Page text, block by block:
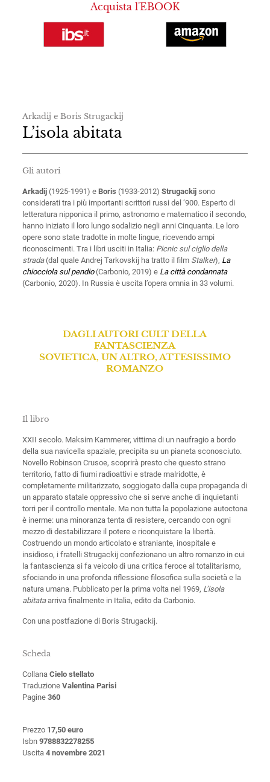
Acquista l'EBOOK
Arkadij e Boris Strugackij
L’isola abitata
Gli autori
Arkadij(1925-1991) e Boris (1933-2012) Strugackijsono
considerati tra i più importanti scrittori russi del ’900. Esperto di
letteratura nipponica il primo, astronomo e matematico il secondo,
hanno iniziato il loro lungo sodalizio negli anni Cinquanta. Le loro
opere sono state tradotte in molte lingue, ricevendo ampi
riconoscimenti. Tra i libri usciti in Italia:Picnic sul ciglio della
strada(dal quale Andrej Tarkovskij ha tratto il film Stalker), La
chiocciola sul pendio(Carbonio, 2019) e La città condannata
(Carbonio, 2020). In Russia è uscita l’opera omnia in 33 volumi.
DAGLI AUTORI CULT DELLA
FANTASCIENZA
SOVIETICA, UN ALTRO, ATTESISSIMO
ROMANZO
Il libro
XXII secolo. Maksim Kammerer, vittima di un naufragio a bordo
della sua navicella spaziale, precipita su un pianeta sconosciuto.
Novello Robinson Crusoe, scoprirà presto che questo strano
territorio, fatto di fiumi radioattivi e strade malridotte, è
completamente militarizzato, soggiogato dalla cupa propaganda di
un apparato statale oppressivo che si serve anche di inquietanti
torri per il controllo mentale. Ma non tutta la popolazione autoctona
è inerme: una minoranza tenta di resistere, cercando con ogni
mezzo di destabilizzare il potere e riconquistare la libertà.
Costruendo un mondo articolato e straniante, inospitale e
insidioso, i fratelli Strugackij confezionano un altro romanzo in cui
la fantascienza si fa veicolo di una critica feroce al totalitarismo,
sfociando in una profonda riflessione filosofica sulla società e la
natura umana. Pubblicato per la prima volta nel 1969, L’isola
abitataarriva finalmente in Italia, edito da Carbonio.
Con una postfazione di Boris Strugackij.
Scheda
Collana Cielo stellato
Traduzione Valentina Parisi
Pagine 360
Prezzo 17,50 euro
Isbn9788832278255
Uscita 4 novembre 2021